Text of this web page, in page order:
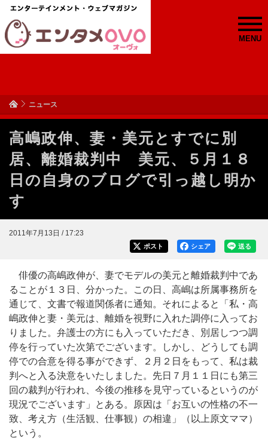
MENU
ニュース
高嶋政伸、妻・美元とすでに別
居、離婚裁判中 美元、５月１８
日の自身のブログで引っ越し明か
す
2011年7月13日 / 17:23
送る
シェア
ポスト
俳優の高嶋政伸が、妻でモデルの美元と離婚裁判中であ
ることが１３日、分かった。この日、高嶋は所属事務所を
通じて、文書で報道関係者に通知。それによると「私・高
嶋政伸と妻・美元は、離婚を視野に入れた調停に入ってお
りました。弁護士の方にも入っていただき、別居しつつ調
停を行っていた次第でございます。しかし、どうしても調
停での合意を得る事ができず、２月２日をもって、私は裁
判へと入る決意をいたしました。先日７月１１日にも第三
回の裁判が行われ、今後の推移を見守っているというのが
現況でございます」とある。原因は「お互いの性格の不一
致、考え方（生活観、仕事観）の相違」（以上原文ママ）
という。